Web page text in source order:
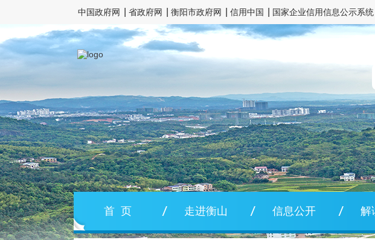
中国政府网 省政府网 衡阳市政府网 信用中国 国家企业信用信息公示系统
首 页 走进衡山 信息公开 解